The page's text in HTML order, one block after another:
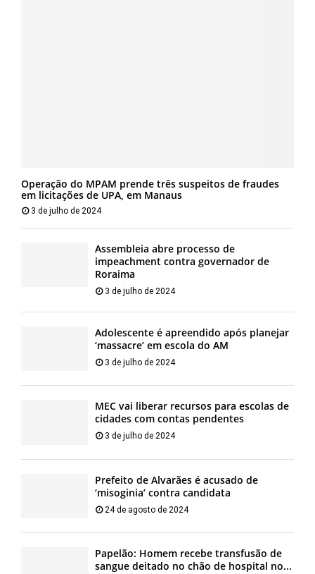
Operação do MPAM prende três suspeitos de fraudes
em licitações de UPA, em Manaus
3 de julho de 2024
Assembleia abre processo de
impeachment contra governador de
Roraima
3 de julho de 2024
Adolescente é apreendido após planejar
‘massacre’ em escola do AM
3 de julho de 2024
MEC vai liberar recursos para escolas de
cidades com contas pendentes
3 de julho de 2024
Prefeito de Alvarães é acusado de
‘misoginia’ contra candidata
24 de agosto de 2024
Papelão: Homem recebe transfusão de
sangue deitado no chão de hospital no...